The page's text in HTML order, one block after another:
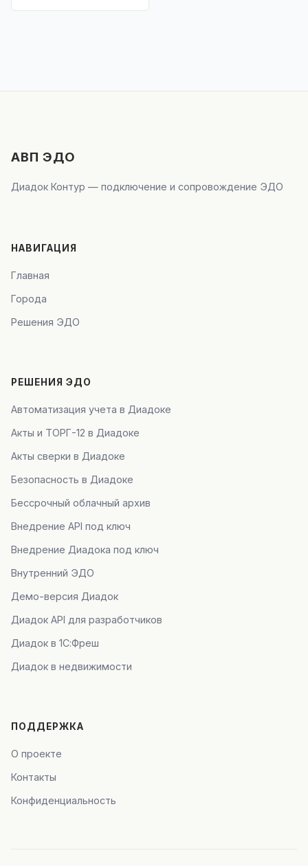
АВП ЭДО
Диадок Контур — подключение и сопровождение ЭДО
НАВИГАЦИЯ
Главная
Города
Решения ЭДО
РЕШЕНИЯ ЭДО
Автоматизация учета в Диадоке
Акты и ТОРГ-12 в Диадоке
Акты сверки в Диадоке
Безопасность в Диадоке
Бессрочный облачный архив
Внедрение API под ключ
Внедрение Диадока под ключ
Внутренний ЭДО
Демо-версия Диадок
Диадок API для разработчиков
Диадок в 1С:Фреш
Диадок в недвижимости
ПОДДЕРЖКА
О проекте
Контакты
Конфиденциальность